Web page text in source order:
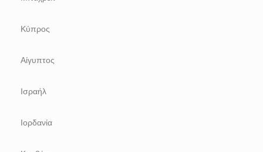
Κύπρος
Αίγυπτος
Ισραήλ
Ιορδανία